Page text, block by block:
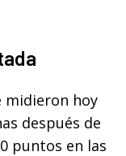
midieron hoy
después de
puntos en las